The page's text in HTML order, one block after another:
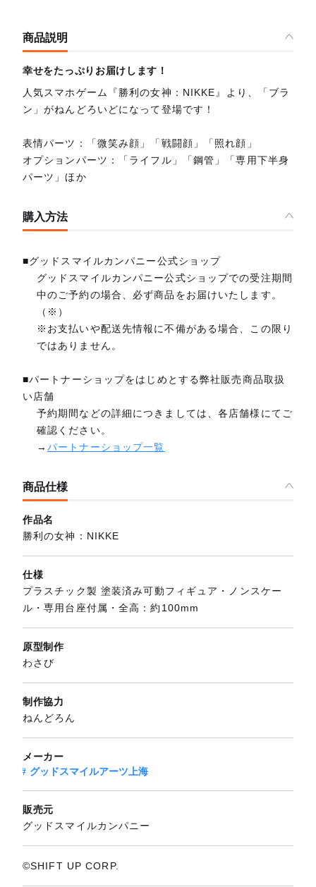
商品説明
幸せをたっぷりお届けします！
人気スマホゲーム『勝利の女神：NIKKE』より、「ブラ
ン」がねんどろいどになって登場です！
表情パーツ：「微笑み顔」「戦闘顔」「照れ顔」
オプションパーツ：「ライフル」「鋼管」「専用下半身
パーツ」ほか
購入方法
■グッドスマイルカンパニー公式ショップ
グッドスマイルカンパニー公式ショップでの受注期間
中のご予約の場合、必ず商品をお届けいたします。
（※）
※お支払いや配送先情報に不備がある場合、この限り
ではありません。
■パートナーショップをはじめとする弊社販売商品取扱
い店舗
予約期間などの詳細につきましては、各店舗様にてご
確認ください。
→パートナーショップ一覧
商品仕様
作品名
勝利の女神：NIKKE
仕様
プラスチック製 塗装済み可動フィギュア・ノンスケー
ル・専用台座付属・全高：約100mm
原型制作
わさび
制作協力
ねんどろん
メーカー
グッドスマイルアーツ上海
販売元
グッドスマイルカンパニー
©SHIFT UP CORP.